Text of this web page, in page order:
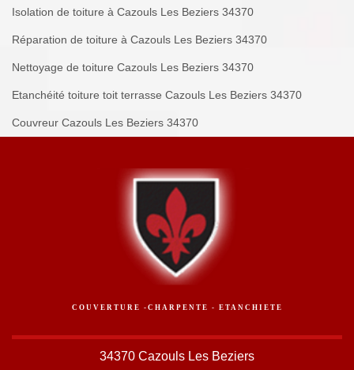
Isolation de toiture à Cazouls Les Beziers 34370
Réparation de toiture à Cazouls Les Beziers 34370
Nettoyage de toiture Cazouls Les Beziers 34370
Etanchéité toiture toit terrasse Cazouls Les Beziers 34370
Couvreur Cazouls Les Beziers 34370
COUVERTURE -CHARPENTE - ETANCHIETE
34370 Cazouls Les Beziers